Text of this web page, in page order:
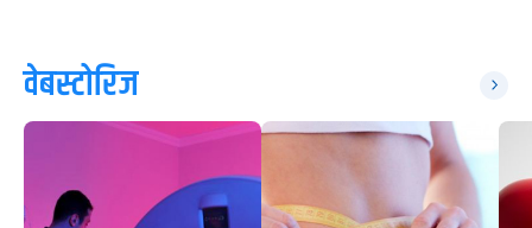
वेबस्टोरिज